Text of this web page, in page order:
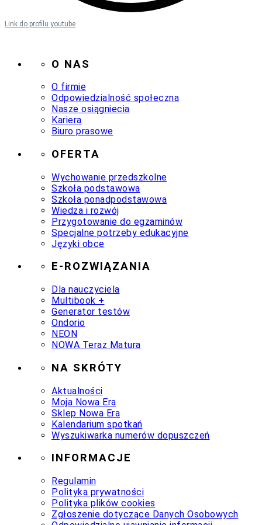
Link do profilu youtube
O NAS
O firmie
Odpowiedzialność społeczna
Nasze osiągniecia
Kariera
Biuro prasowe
OFERTA
Wychowanie przedszkolne
Szkoła podstawowa
Szkoła ponadpodstawowa
Wiedza i rozwój
Przygotowanie do egzaminów
Specjalne potrzeby edukacyjne
Języki obce
E-ROZWIĄZANIA
Dla nauczyciela
Multibook +
Generator testów
Ondorio
NEON
NOWA Teraz Matura
NA SKRÓTY
Aktualności
Moja Nowa Era
Sklep Nowa Era
Kalendarium spotkań
Wyszukiwarka numerów dopuszczeń
INFORMACJE
Regulamin
Polityka prywatności
Polityka plików cookies
Zgłoszenie dotyczące Danych Osobowych